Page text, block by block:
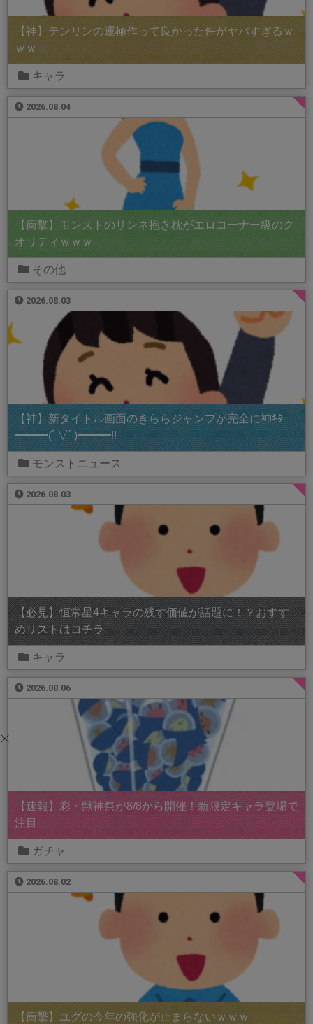
【神】テンリンの運極作って良かった件がヤバすぎるｗ
ｗｗ
キャラ
2026.08.04
【衝撃】モンストのリンネ抱き枕がエロコーナー級のク
オリティｗｗｗ
その他
2026.08.03
【神】新タイトル画面のきららジャンプが完全に神ｷﾀ
━━━(ﾟ∀ﾟ)━━━!!
モンストニュース
2026.08.03
【必見】恒常星4キャラの残す価値が話題に！？おすす
めリストはコチラ
キャラ
2026.08.06
【速報】彩・獣神祭が8/8から開催！新限定キャラ登場で
注目
ガチャ
2026.08.02
【衝撃】ユグの今年の強化が止まらないｗｗｗ